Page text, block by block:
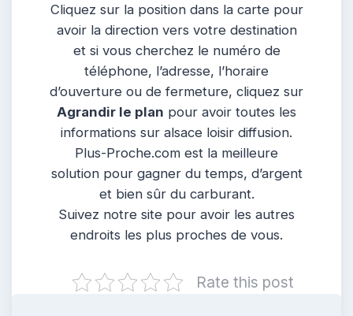
Cliquez sur la position dans la carte pour
avoir la direction vers votre destination
et si vous cherchez le numéro de
téléphone, l’adresse, l’horaire
d’ouverture ou de fermeture, cliquez sur
Agrandir le plan pour avoir toutes les
informations sur alsace loisir diffusion.
Plus-Proche.com est la meilleure
solution pour gagner du temps, d’argent
et bien sûr du carburant.
Suivez notre site pour avoir les autres
endroits les plus proches de vous.
Rate this post